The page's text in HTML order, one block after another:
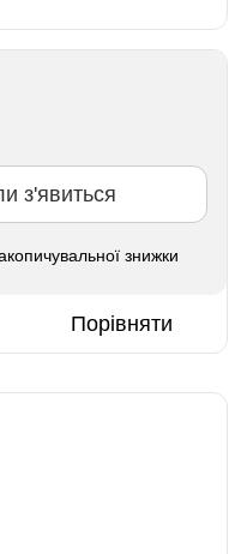
з'явиться
знижки
Порівняти